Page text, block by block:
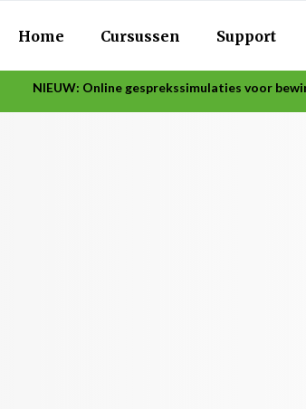
Home Cursussen Support
NIEUW: Online gesprekssimulaties voor